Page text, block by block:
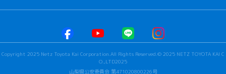
河口湖店
Copyright 2025 Netz Toyota Kai Corporation.All Rights Reserved.© 2025 NETZ TOYOTA KAI C
O.,LTD2025
山梨県公安委員会 第471020800226号